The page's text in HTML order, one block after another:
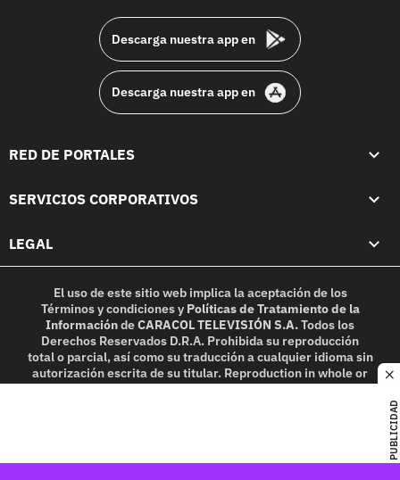
PUBLICIDAD
Descarga nuestra app en
Descarga nuestra app en
RED DE PORTALES
SERVICIOS CORPORATIVOS
LEGAL
El uso de este sitio web implica la aceptación de los
Términos y condicionesy Políticas de Tratamiento de la
InformacióndeCARACOL TELEVISIÓN S.A.Todos los
Derechos Reservados D.R.A. Prohibida su reproducción
total o parcial, así como su traducción a cualquier idioma sin
autorización escrita de su titular. Reproduction in whole or